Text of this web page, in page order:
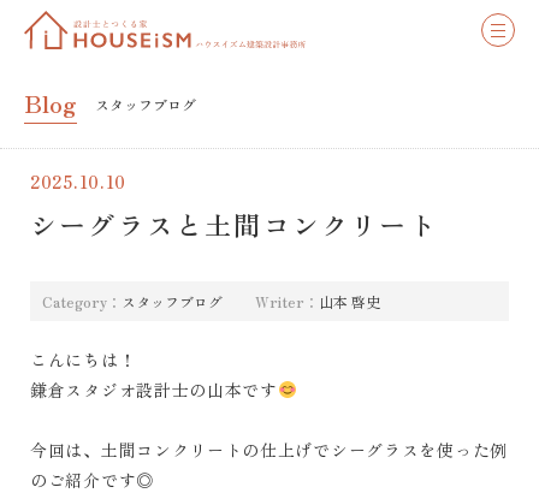
Blog スタッフブログ
2025.10.10
シーグラスと土間コンクリート
Category： スタッフブログ Writer： 山本 啓史
こんにちは！
鎌倉スタジオ設計士の山本です
今回は、土間コンクリートの仕上げでシーグラスを使った例
のご紹介です◎